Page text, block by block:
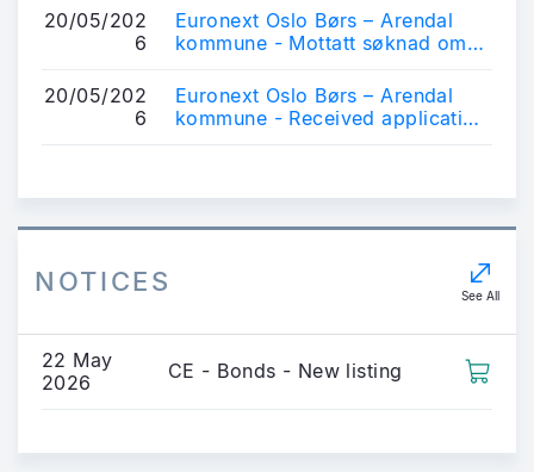
20/05/202
6
Euronext Oslo Børs – Arendal
kommune - Mottatt søknad om
20/05/202
6
Euronext Oslo Børs – Arendal
kommune - Received application
NOTICES See All
22 May
2026
CE - Bonds - New listing